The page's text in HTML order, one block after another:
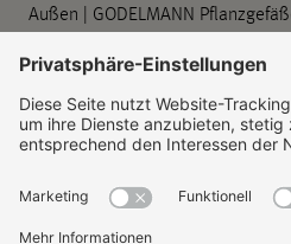
Außen | GODELMANN
Barrierefreie Leitsysteme
Unternehmen
Über uns |Standorte|
Rechtliches|